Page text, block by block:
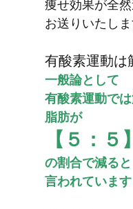
痩せ効果が全
お送りいたしま
有酸素運動は
一般論として
有酸素運動で
脂肪が
【５：５】
の割合で減ると
言われています